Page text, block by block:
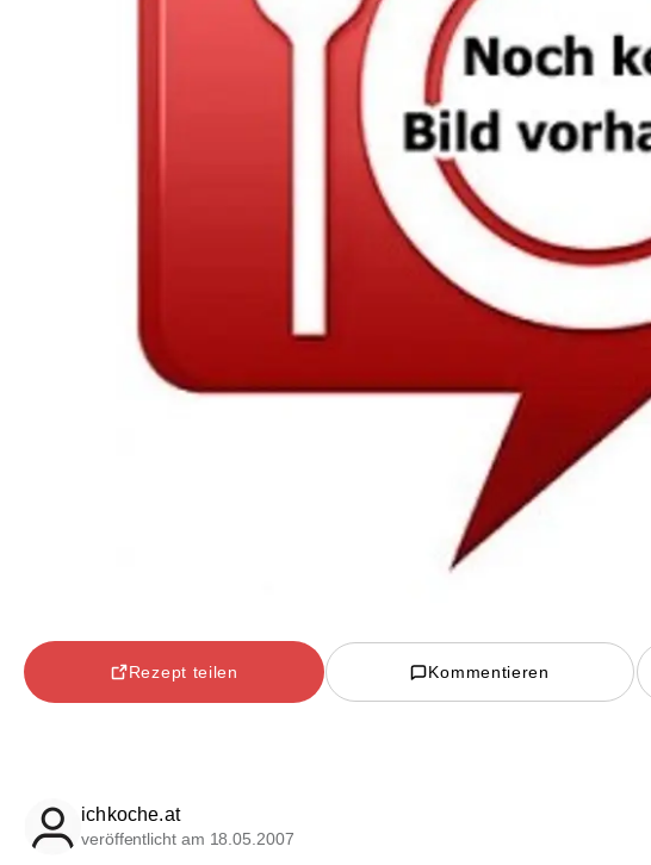
Rezept teilen Kommentieren
ichkoche.at
veröffentlicht am 18.05.2007